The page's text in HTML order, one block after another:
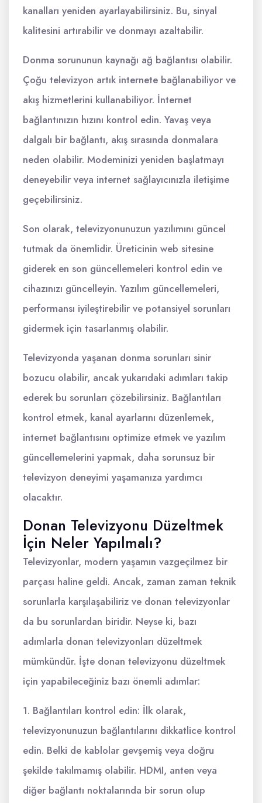
kanalları yeniden ayarlayabilirsiniz. Bu, sinyal
kalitesini artırabilir ve donmayı azaltabilir.
Donma sorununun kaynağı ağ bağlantısı olabilir.
Çoğu televizyon artık internete bağlanabiliyor ve
akış hizmetlerini kullanabiliyor. İnternet
bağlantınızın hızını kontrol edin. Yavaş veya
dalgalı bir bağlantı, akış sırasında donmalara
neden olabilir. Modeminizi yeniden başlatmayı
deneyebilir veya internet sağlayıcınızla iletişime
geçebilirsiniz.
Son olarak, televizyonunuzun yazılımını güncel
tutmak da önemlidir. Üreticinin web sitesine
giderek en son güncellemeleri kontrol edin ve
cihazınızı güncelleyin. Yazılım güncellemeleri,
performansı iyileştirebilir ve potansiyel sorunları
gidermek için tasarlanmış olabilir.
Televizyonda yaşanan donma sorunları sinir
bozucu olabilir, ancak yukarıdaki adımları takip
ederek bu sorunları çözebilirsiniz. Bağlantıları
kontrol etmek, kanal ayarlarını düzenlemek,
internet bağlantısını optimize etmek ve yazılım
güncellemelerini yapmak, daha sorunsuz bir
televizyon deneyimi yaşamanıza yardımcı
olacaktır.
Donan Televizyonu Düzeltmek
İçin Neler Yapılmalı?
Televizyonlar, modern yaşamın vazgeçilmez bir
parçası haline geldi. Ancak, zaman zaman teknik
sorunlarla karşılaşabiliriz ve donan televizyonlar
da bu sorunlardan biridir. Neyse ki, bazı
adımlarla donan televizyonları düzeltmek
mümkündür. İşte donan televizyonu düzeltmek
için yapabileceğiniz bazı önemli adımlar:
1. Bağlantıları kontrol edin: İlk olarak,
televizyonunuzun bağlantılarını dikkatlice kontrol
edin. Belki de kablolar gevşemiş veya doğru
şekilde takılmamış olabilir. HDMI, anten veya
diğer bağlantı noktalarında bir sorun olup